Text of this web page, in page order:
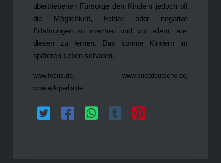
übertriebenen Fürsorge den Kindern jedoch oft
die Möglichkeit, Fehler oder negative
Erfahrungen zu machen und vor allem, aus
diesen zu lernen. Das könnte Kindern im
späteren Leben schaden.
www.focus.de, www.sueddeutsche.de,
www.wikipedia.de